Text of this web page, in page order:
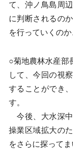
て、沖ノ鳥島周
に判断されるの
を行っていくの
○菊地農林水産部
して、今回の視
することができ
す。
今後、大水深中
操業区域拡大の
をさらに探ってま